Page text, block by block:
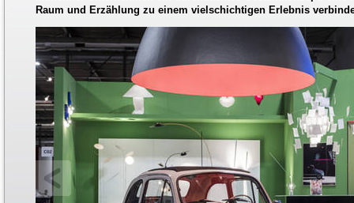
Raum und Erzählung zu einem vielschichtigen Erlebnis